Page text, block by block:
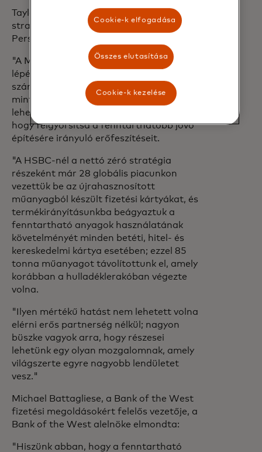
Taylan Turan, a HSBC lakossági banki és
stratégiai csoportvezetője, Wealth and
Personal Banking, elmondta:
"A Mastercard mai bejelentése hatalmas
lépés a pénzügyi szolgáltatások
számára. Az új fenntartható anyagok,
mint például az rPVC, egyértelmű
lehetőséget kínálnak ágazatunknak arra,
hogy felgyorsítsa a fenntarthatóbb jövő
építésére irányuló erőfeszítéseit.
"A HSBC-nél a nettó zéró stratégia
részeként már 28 globális piacunkon
vezettük be az újrahasznosított
műanyagból készült fizetési kártyákat, és
termékirányításunkba beágyaztuk a
fenntartható anyagok használatának
követelményét minden betéti, hitel- és
kereskedelmi kártya esetében; ezzel 85
tonna műanyagot távolítottunk el, amely
korábban a hulladéklerakóban végezte
volna.
"Ilyen mértékű hatást nem lehetett volna
elérni erős partnerség nélkül; nagyon
büszke vagyok arra, hogy részesei
lehetünk egy olyan mozgalomnak, amely
világszerte egyre nagyobb lendületet
vesz."
Michael Battagliese, a Bank of the West
fizetési megoldásokért felelős vezetője, a
Bank of the West alelnöke elmondta:
"Hiszünk abban, hogy a fenntartható
Cookie-k elfogadása
Összes elutasítása
Cookie-k kezelése